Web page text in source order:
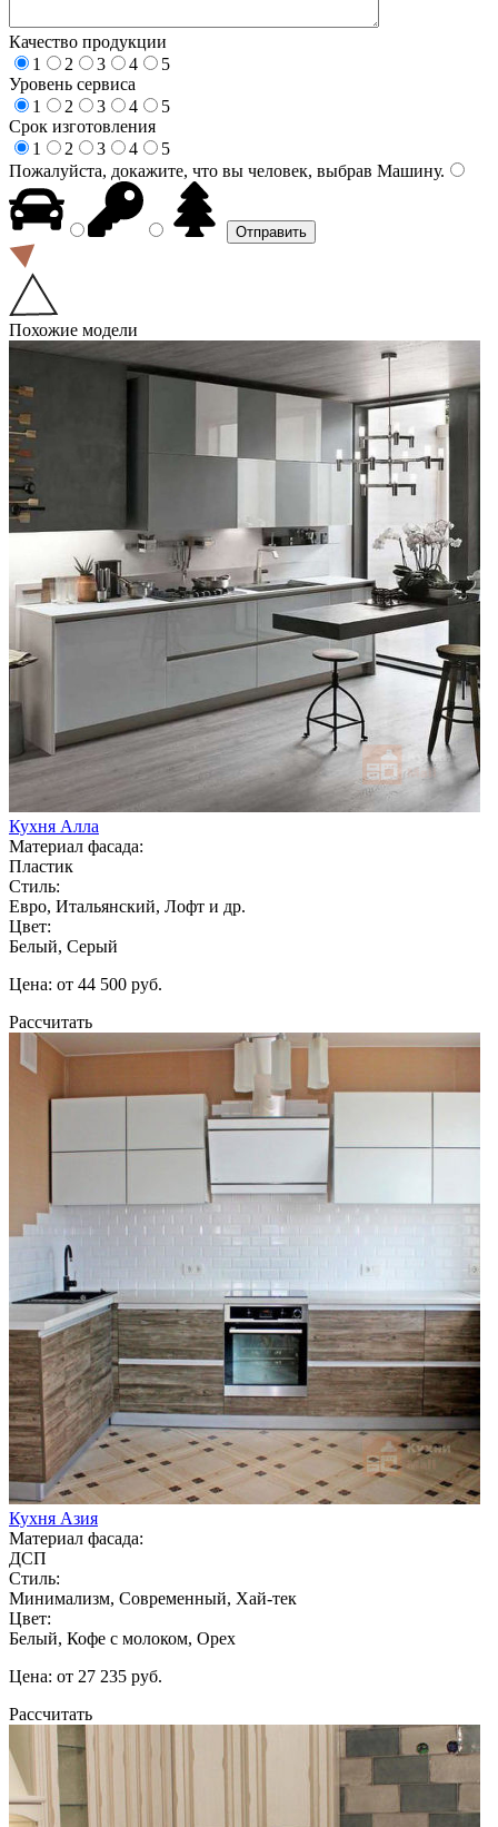
Качество продукции
1
2 3 4
5
Уровень сервиса
1
2 3 4
5
Срок изготовления
1
2 3 4
5
Пожалуйста, докажите, что вы человек, выбрав Машину.
Похожие модели
Кухня Алла
Материал фасада:
Пластик
Стиль:
Евро, Итальянский, Лофт и др.
Цвет:
Белый, Серый
Цена: от 44 500 руб.
Рассчитать
Кухня Азия
Материал фасада:
ДСП
Стиль:
Минимализм, Современный, Хай-тек
Цвет:
Белый, Кофе с молоком, Орех
Цена: от 27 235 руб.
Рассчитать